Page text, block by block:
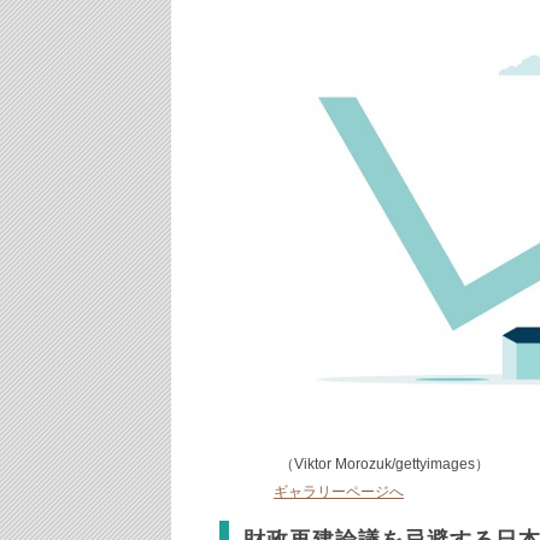
（Viktor Morozuk/gettyimages）
ギャラリーページへ